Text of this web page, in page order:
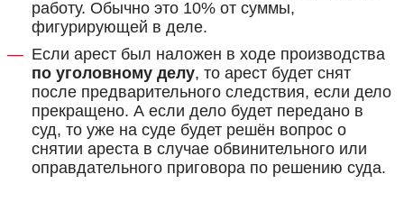
работу. Обычно это 10% от суммы,
фигурирующей в деле.
Если арест был наложен в ходе производства
по уголовному делу, то арест будет снят
после предварительного следствия, если дело
прекращено. А если дело будет передано в
суд, то уже на суде будет решён вопрос о
снятии ареста в случае обвинительного или
оправдательного приговора по решению суда.